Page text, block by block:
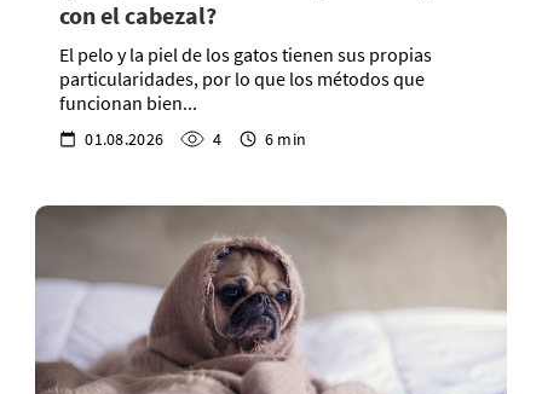
con el cabezal?
El pelo y la piel de los gatos tienen sus propias
particularidades, por lo que los métodos que
funcionan bien...
01.08.2026 4 6 min